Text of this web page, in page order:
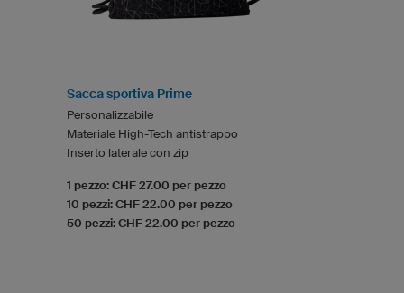
Sacca sportiva Prime
Personalizzabile
Materiale High-Tech antistrappo
Inserto laterale con zip
1 pezzo: CHF 27.00 per pezzo
10 pezzi: CHF 22.00 per pezzo
50 pezzi: CHF 22.00 per pezzo